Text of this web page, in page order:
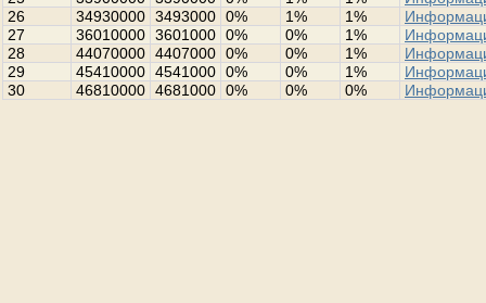
26
34930000 3493000 0% 1% 1%
27
36010000 3601000 0% 0% 1%
28
44070000 4407000 0% 0% 1%
29
45410000 4541000 0% 0% 1%
30
46810000 4681000 0% 0% 0%